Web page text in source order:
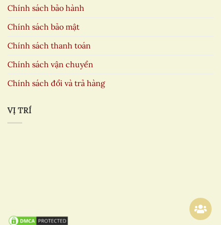
Chính sách bảo hành
Chính sách bảo mật
Chính sách thanh toán
Chính sách vận chuyển
Chính sách đổi và trả hàng
VỊ TRÍ